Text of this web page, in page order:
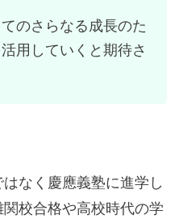
のさらなる成長のた
用していくと期待さ
なく慶應義塾に進学し
校合格や高校時代の学